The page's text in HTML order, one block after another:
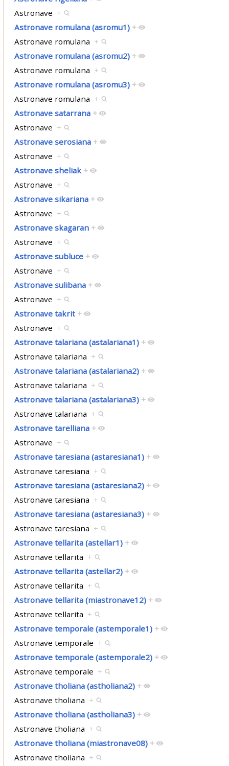
Astronave +
Astronave romulana (asromu1) +
Astronave romulana +
Astronave romulana (asromu2) +
Astronave romulana +
Astronave romulana (asromu3) +
Astronave romulana +
Astronave satarrana +
Astronave +
Astronave serosiana +
Astronave +
Astronave sheliak +
Astronave +
Astronave sikariana +
Astronave +
Astronave skagaran +
Astronave +
Astronave subluce +
Astronave +
Astronave sulibana +
Astronave +
Astronave takrit +
Astronave +
Astronave talariana (astalariana1) +
Astronave talariana +
Astronave talariana (astalariana2) +
Astronave talariana +
Astronave talariana (astalariana3) +
Astronave talariana +
Astronave tarelliana +
Astronave +
Astronave taresiana (astaresiana1) +
Astronave taresiana +
Astronave taresiana (astaresiana2) +
Astronave taresiana +
Astronave taresiana (astaresiana3) +
Astronave taresiana +
Astronave tellarita (astellar1) +
Astronave tellarita +
Astronave tellarita (astellar2) +
Astronave tellarita +
Astronave tellarita (miastronave12) +
Astronave tellarita +
Astronave temporale (astemporale1) +
Astronave temporale +
Astronave temporale (astemporale2) +
Astronave temporale +
Astronave tholiana (astholiana2) +
Astronave tholiana +
Astronave tholiana (astholiana3) +
Astronave tholiana +
Astronave tholiana (miastronave08) +
Astronave tholiana +